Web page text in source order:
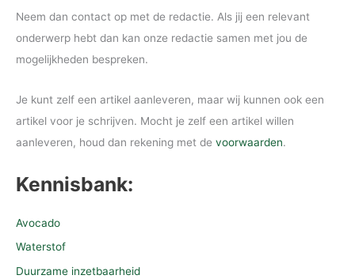
Neem dan contact op met de redactie. Als jij een relevant
onderwerp hebt dan kan onze redactie samen met jou de
mogelijkheden bespreken.
Je kunt zelf een artikel aanleveren, maar wij kunnen ook een
artikel voor je schrijven. Mocht je zelf een artikel willen
aanleveren, houd dan rekening met de voorwaarden.
Kennisbank:
Avocado
Waterstof
Duurzame inzetbaarheid